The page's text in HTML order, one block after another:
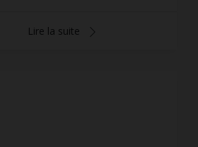
Lire la suite